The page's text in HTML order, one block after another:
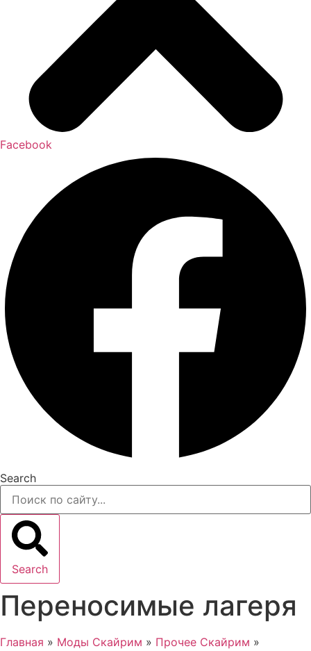
Facebook
Search
Search
Переносимые лагеря
Главная » Моды Скайрим » Прочее Скайрим »